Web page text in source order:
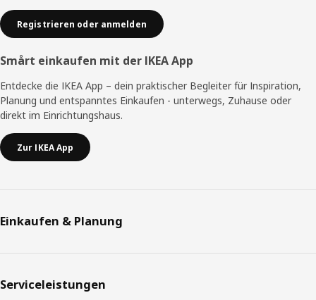
Registrieren oder anmelden
Smårt einkaufen mit der IKEA App
Entdecke die IKEA App – dein praktischer Begleiter für Inspiration,
Planung und entspanntes Einkaufen - unterwegs, Zuhause oder
direkt im Einrichtungshaus.
Zur IKEA App
Einkaufen & Planung
Serviceleistungen